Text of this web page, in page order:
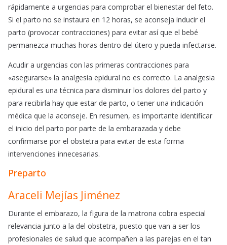
rápidamente a urgencias para comprobar el bienestar del feto.
Si el parto no se instaura en 12 horas, se aconseja inducir el
parto (provocar contracciones) para evitar así que el bebé
permanezca muchas horas dentro del útero y pueda infectarse.
Acudir a urgencias con las primeras contracciones para
«asegurarse» la analgesia epidural no es correcto. La analgesia
epidural es una técnica para disminuir los dolores del parto y
para recibirla hay que estar de parto, o tener una indicación
médica que la aconseje. En resumen, es importante identificar
el inicio del parto por parte de la embarazada y debe
confirmarse por el obstetra para evitar de esta forma
intervenciones innecesarias.
Preparto
Araceli Mejías Jiménez
Durante el embarazo, la figura de la matrona cobra especial
relevancia junto a la del obstetra, puesto que van a ser los
profesionales de salud que acompañen a las parejas en el tan